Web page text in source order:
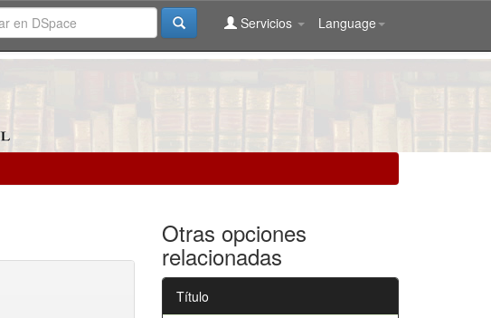
Language
Servicios
Otras opciones
relacionadas
Título